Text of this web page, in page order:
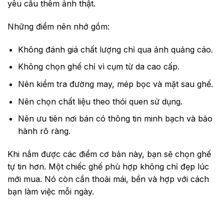
yêu cầu thêm ảnh thật.
Những điểm nên nhớ gồm:
Không đánh giá chất lượng chỉ qua ảnh quảng cáo.
Không chọn ghế chỉ vì cụm từ da cao cấp.
Nên kiểm tra đường may, mép bọc và mặt sau ghế.
Nên chọn chất liệu theo thói quen sử dụng.
Nên ưu tiên nơi bán có thông tin minh bạch và bảo
hành rõ ràng.
Khi nắm được các điểm cơ bản này, bạn sẽ chọn ghế
tự tin hơn. Một chiếc ghế phù hợp không chỉ đẹp lúc
mới mua. Nó còn cần thoải mái, bền và hợp với cách
bạn làm việc mỗi ngày.